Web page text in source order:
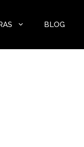
BLOG